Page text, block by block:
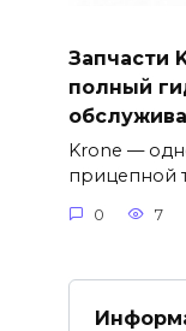
Запчасти
полный
Krone —
прицепной
0 7